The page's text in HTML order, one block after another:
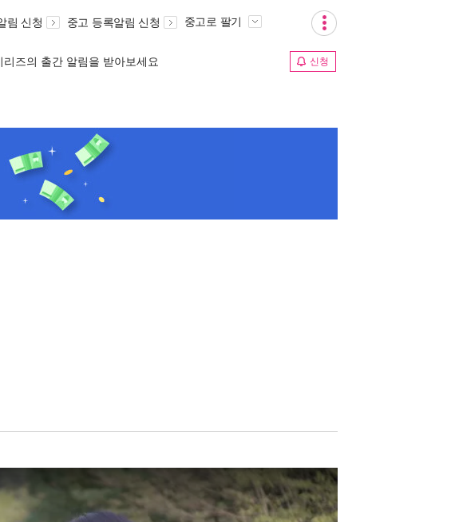
림 신청 중고 등록알림 신청 중고로 팔기
리즈의 출간 알림을 받아보세요 신청